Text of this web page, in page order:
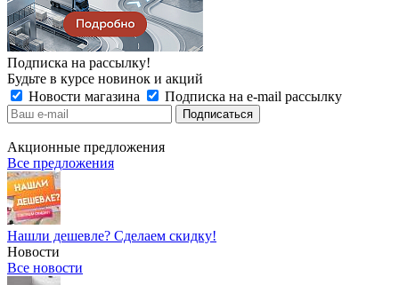
Подписка на рассылку!
Будьте в курсе новинок и акций
Новости магазина
Подписка на e-mail рассылку
Акционные предложения
Все предложения
Нашли дешевле? Сделаем скидку!
Новости
Все новости